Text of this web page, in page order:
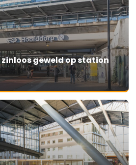
geweld op station